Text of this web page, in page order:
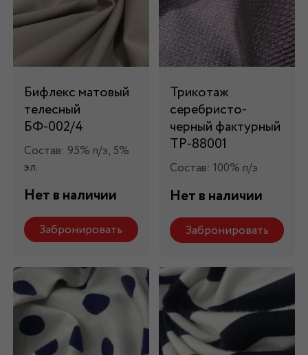
Бифлекс матовый
телесный
БФ-002/4
Состав: 95% п/э, 5%
эл.
Нет в наличии
Забронировать
Трикотаж
серебристо-
черный фактурный
ТР-88001
Состав: 100% п/э
Нет в наличии
Забронировать